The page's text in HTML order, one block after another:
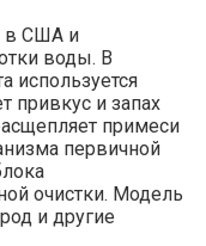
в США и
воды. В
используется
привкус и запах
примеси
первичной
очистки. Модель
и другие